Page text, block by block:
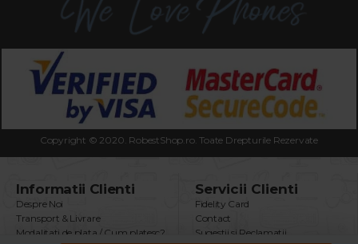
Copyright © 2020. RobestShop.ro. Toate Drepturile Rezervate
Informatii Clienti
Despre Noi
Transport & Livrare
Modalitati de plata / Cum platesc?
Servicii Clienti
Fidelity Card
Contact
Sugestii si Reclamatii